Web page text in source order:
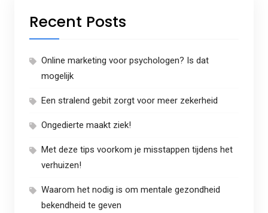
Recent Posts
Online marketing voor psychologen? Is dat
mogelijk
Een stralend gebit zorgt voor meer zekerheid
Ongedierte maakt ziek!
Met deze tips voorkom je misstappen tijdens het
verhuizen!
Waarom het nodig is om mentale gezondheid
bekendheid te geven